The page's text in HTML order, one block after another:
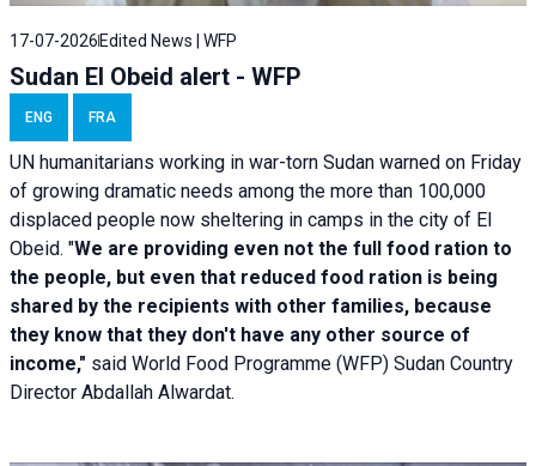
17-07-2026 Edited News | WFP
Sudan El Obeid alert - WFP
ENG FRA
UN humanitarians working in war-torn Sudan warned on Friday
of growing dramatic needs among the more than 100,000
displaced people now sheltering in camps in the city of El
Obeid. "We are providing even not the full food ration to
the people, but even that reduced food ration is being
shared by the recipients with other families, because
they know that they don't have any other source of
income," said World Food Programme (WFP) Sudan Country
Director Abdallah Alwardat.